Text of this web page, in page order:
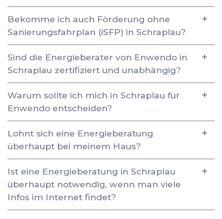
Bekomme ich auch Förderung ohne
Sanierungsfahrplan (iSFP) in Schraplau?
Sind die Energieberater von Enwendo in
Schraplau zertifiziert und unabhängig?
Warum sollte ich mich in Schraplau für
Enwendo entscheiden?
Lohnt sich eine Energieberatung
überhaupt bei meinem Haus?
Ist eine Energieberatung in Schraplau
überhaupt notwendig, wenn man viele
Infos im Internet findet?